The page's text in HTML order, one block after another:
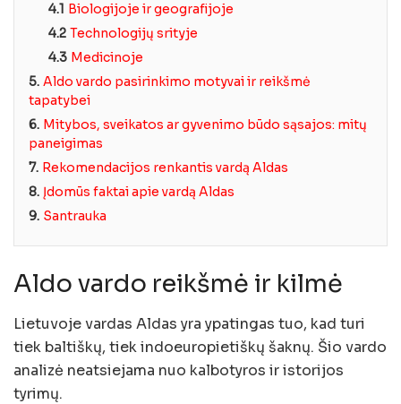
4.1 Biologijoje ir geografijoje
4.2 Technologijų srityje
4.3 Medicinoje
5. Aldo vardo pasirinkimo motyvai ir reikšmė
tapatybei
6. Mitybos, sveikatos ar gyvenimo būdo sąsajos: mitų
paneigimas
7. Rekomendacijos renkantis vardą Aldas
8. Įdomūs faktai apie vardą Aldas
9. Santrauka
Aldo vardo reikšmė ir kilmė
Lietuvoje vardas Aldas yra ypatingas tuo, kad turi
tiek baltiškų, tiek indoeuropietiškų šaknų. Šio vardo
analizė neatsiejama nuo kalbotyros ir istorijos
tyrimų.